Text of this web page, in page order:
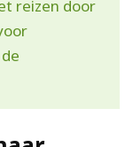
reizen door